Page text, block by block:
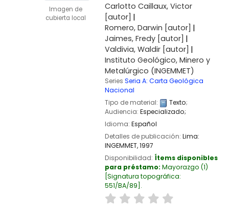
Imagen de
cubierta local
Carlotto Caillaux, Victor
[autor]
Romero, Darwin [autor]
Jaimes, Fredy[autor]
Valdivia, Waldir[autor]
Instituto Geológico, Minero y
Metalúrgico (INGEMMET)
Series Seria A: Carta Geológica
Nacional
Tipo de material:
Texto;
Audiencia: Especializado;
Idioma: Español
Detalles de publicación: Lima:
INGEMMET,1997
Disponibilidad: Ítems disponibles
para préstamo: Mayorazgo (1)
Signatura topográfica:
551/BA/89 .